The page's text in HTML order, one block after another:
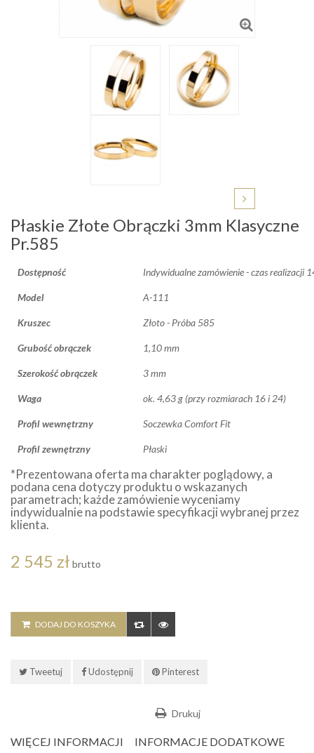
Płaskie Złote Obrączki 3mm Klasyczne
Pr.585
Dostępność Indywidualne zamówienie - czas realizacji
Model A-111
Kruszec Złoto - Próba 585
Grubość obrączek 1,10 mm
Szerokość obrączek 3 mm
Waga ok. 4,63 g (przy rozmiarach 16 i 24)
Profil wewnętrzny Soczewka Comfort Fit
Profil zewnętrzny Płaski
*Prezentowana oferta ma charakter poglądowy, a
podana cena dotyczy produktu o wskazanych
parametrach; każde zamówienie wyceniamy
indywidualnie na podstawie specyfikacji wybranej przez
klienta.
2 545 zł brutto
DODAJ DO KOSZYKA
Tweetuj Udostępnij Pinterest
Drukuj
WIĘCEJ INFORMACJI INFORMACJE DODATKOWE